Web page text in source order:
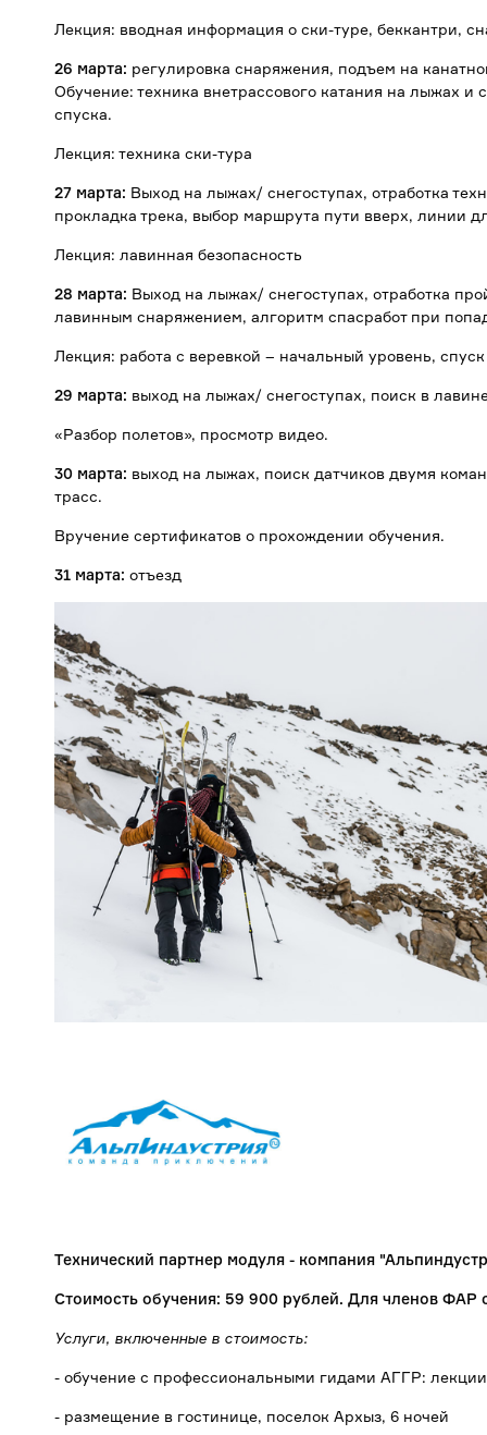
Лекция: вводная информация о ски-туре, беккантри,
26 марта: регулировка снаряжения, подъем на
Обучение: техника внетрассового катания на лыжах и
спуска.
Лекция: техника ски-тура
27 марта: Выход на лыжах/ снегоступах, отработка
прокладка трека, выбор маршрута пути вверх, линии
Лекция: лавинная безопасность
28 марта: Выход на лыжах/ снегоступах, отработка
лавинным снаряжением, алгоритм спасработ при
Лекция: работа с веревкой – начальный уровень,
29 марта: выход на лыжах/ снегоступах, поиск в
«Разбор полетов», просмотр видео.
30 марта: выход на лыжах, поиск датчиков двумя
трасс.
Вручение сертификатов о прохождении обучения.
31 марта: отъезд
Технический партнер модуля - компания
Стоимость обучения: 59 900 рублей. Для членов ФАР
Услуги, включенные в стоимость:
- обучение с профессиональными гидами АГГР:
- размещение в гостинице, поселок Архыз, 6 ночей